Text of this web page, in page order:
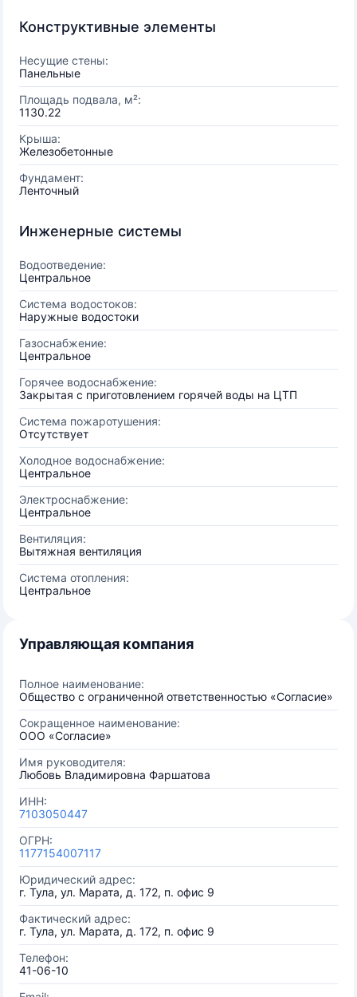
Конструктивные элементы
Несущие стены:
Панельные
Площадь подвала, м²:
1130.22
Крыша:
Железобетонные
Фундамент:
Ленточный
Инженерные системы
Водоотведение:
Центральное
Система водостоков:
Наружные водостоки
Газоснабжение:
Центральное
Горячее водоснабжение:
Закрытая с приготовлением горячей воды на ЦТП
Система пожаротушения:
Отсутствует
Холодное водоснабжение:
Центральное
Электроснабжение:
Центральное
Вентиляция:
Вытяжная вентиляция
Система отопления:
Центральное
Управляющая компания
Полное наименование:
Общество с ограниченной ответственностью «Согласие»
Сокращенное наименование:
ООО «Согласие»
Имя руководителя:
Любовь Владимировна Фаршатова
ИНН:
7103050447
ОГРН:
1177154007117
Юридический адрес:
г. Тула, ул. Марата, д. 172, п. офис 9
Фактический адрес:
г. Тула, ул. Марата, д. 172, п. офис 9
Телефон:
41-06-10